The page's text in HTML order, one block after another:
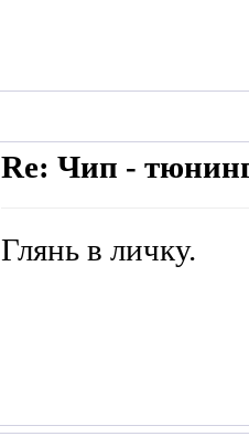
Re: Чип -
Глянь в личку.